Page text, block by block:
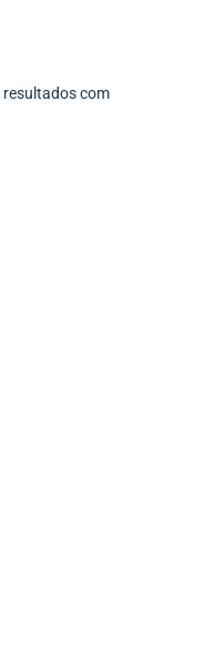
resultados com